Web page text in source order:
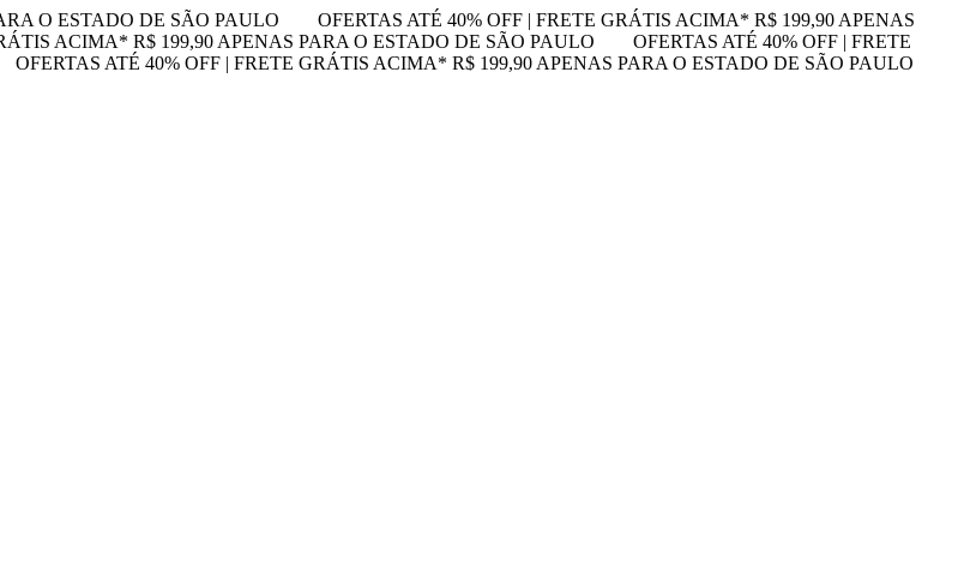
O ESTADO DE SÃO PAULO
OFERTAS ATÉ 40% OFF | FRETE GRÁTIS ACIMA* R$ 199,90 APENAS
ACIMA* R$ 199,90 APENAS PARA O ESTADO DE SÃO PAULO
OFERTAS ATÉ 40% OFF | FRETE
OFERTAS ATÉ 40% OFF | FRETE GRÁTIS ACIMA* R$ 199,90 APENAS PARA O ESTADO DE SÃO PAULO